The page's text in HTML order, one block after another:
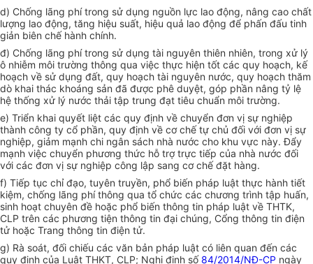
d) Chống lãng phí trong sử dụng nguồn lực lao động, nâng cao chất
lượng lao động, tăng hiệu suất, hiệu quả lao động để phấn đấu tinh
giản biên chế hành chính.
đ) Chống lãng phí trong sử dụng tài nguyên thiên nhiên, trong xử lý
ô nhiễm môi trường thông qua việc thực hiện tốt các quy hoạch, kế
hoạch về sử dụng đất, quy hoạch tài nguyên nước, quy hoạch thăm
dò khai thác khoáng sản đã được phê duyệt, góp phần nâng tỷ lệ
hệ thống xử lý nước thải tập trung đạt tiêu chuẩn môi trường.
e) Triển khai quyết liệt các quy định về chuyển đơn vị sự nghiệp
thành công ty cổ phần, quy định về cơ chế tự chủ đối với đơn vị sự
nghiệp, giảm mạnh chi ngân sách nhà nước cho khu vực này. Đẩy
mạnh việc chuyển phương thức hỗ trợ trực tiếp của nhà nước đối
với các đơn vị sự nghiệp công lập sang cơ chế đặt hàng.
f) Tiếp tục chỉ đạo, tuyên truyền, phổ biến pháp luật thực hành tiết
kiệm, chống lãng phí thông qua tổ chức các chương trình tập huấn,
sinh hoạt chuyên đề hoặc phổ biến thông tin pháp luật về THTK,
CLP trên các phương tiện thông tin đại chúng, Cổng thông tin điện
tử hoặc Trang thông tin điện tử.
g) Rà soát, đối chiếu các văn bản pháp luật có liên quan đến các
quy định của Luật THKT, CLP; Nghị định số84/2014/NĐ-CP ngày